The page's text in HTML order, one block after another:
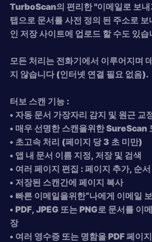
TurboScan의 편리한"이메일로 보
탭으로 문서를 사전 정의 된 주소로
인 저장 사이트에 업로드 할 수도 있습
모든 처리는 전화기에서 이루어지며
지 않습니다 (인터넷 연결 필요 없음).
터보 스캔 기능 :
• 자동 문서 가장자리 감지 및 원근 교
• 매우 선명한 스캔을위한 SureScan
• 초고속 처리 (페이지 당 3 초 미만)
• 앱 내 문서 이름 지정, 저장 및 검색
• 여러 페이지 편집 : 페이지 추가, 순
• 저장된 스캔간에 페이지 복사
• 빠른 이메일을위한“나에게 이메일
• PDF, JPEG 또는 PNG로 문서를 이
장
• 여러 영수증 또는 명함을 PDF 페이